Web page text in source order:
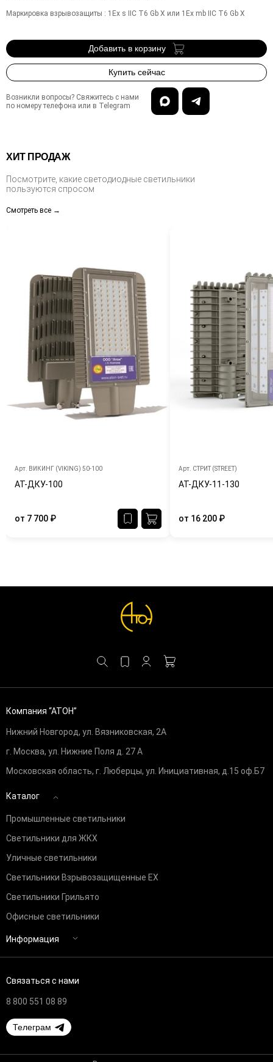
Маркировка взрывозащиты : 1Ex s IIC T6 Gb X или 1Ex mb IIC T6 Gb X
Добавить в корзину
Купить сейчас
Возникли вопросы? Свяжитесь с нами
по номеру телефона или в Telegram
ХИТ ПРОДАЖ
Посмотрите, какие светодиодные светильники
пользуются спросом
Смотреть все →
Арт. ВИКИНГ (VIKING) 50-100
АТ-ДКУ-100
от 7 700 ₽
Арт. СТРИТ (STREET)
АТ-ДКУ-11-130
от 16 200 ₽
Компания “АТОН”
Нижний Новгород, ул. Вязниковская, 2А
г. Москва, ул. Нижние Поля д. 27 А
Московская область, г. Люберцы, ул. Инициативная, д.15 оф.Б7
Каталог
Промышленные светильники
Светильники для ЖКХ
Уличные светильники
Светильники Взрывозащищенные EX
Светильники Грильято
Офисные светильники
Информация
Связаться с нами
8 800 551 08 89
Телеграм